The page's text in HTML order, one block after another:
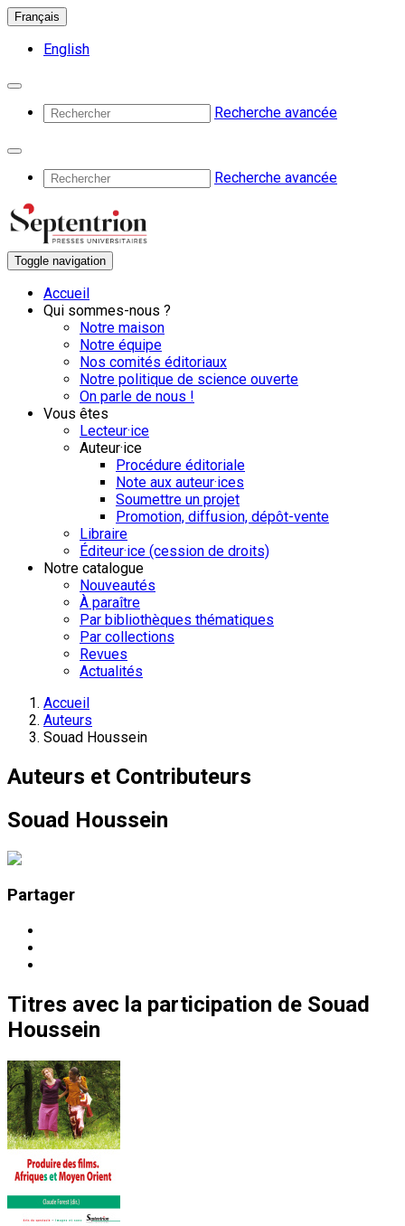
Français
English
Recherche avancée
Recherche avancée
Toggle navigation
Accueil
Qui sommes-nous ?
Notre maison
Notre équipe
Nos comités éditoriaux
Notre politique de science ouverte
On parle de nous !
Vous êtes
Lecteur·ice
Auteur·ice
Procédure éditoriale
Note aux auteur·ices
Soumettre un projet
Promotion, diffusion, dépôt-vente
Libraire
Éditeur·ice (cession de droits)
Notre catalogue
Nouveautés
À paraître
Par bibliothèques thématiques
Par collections
Revues
Actualités
Accueil
Auteurs
Souad Houssein
Auteurs et Contributeurs
Souad Houssein
Partager
Titres avec la participation de Souad
Houssein